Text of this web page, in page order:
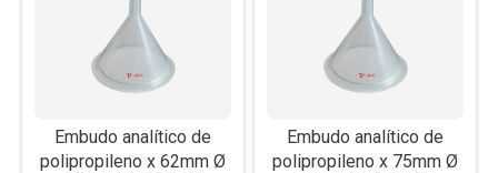
Embudo analítico de
polipropileno x 62mm Ø
Embudo analítico de
polipropileno x 75mm Ø